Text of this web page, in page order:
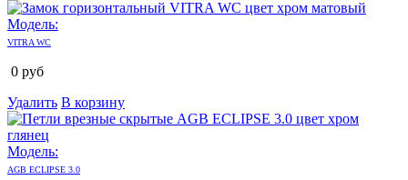
Модель:
VITRA WC
0 руб
Удалить В корзину
Модель:
AGB ECLIPSE 3.0